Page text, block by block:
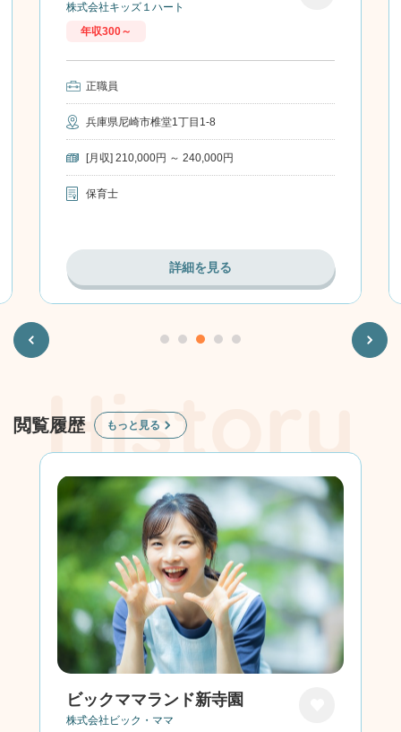
Previous
株式会社キッズ１ハート
年収300～
正職員
兵庫県尼崎市椎堂1丁目1-8
[月収] 210,000円 ～ 240,000円
保育士
詳細を見る
Next
閲覧履歴 もっと見る
ビックママランド新寺園
株式会社ビック・ママ